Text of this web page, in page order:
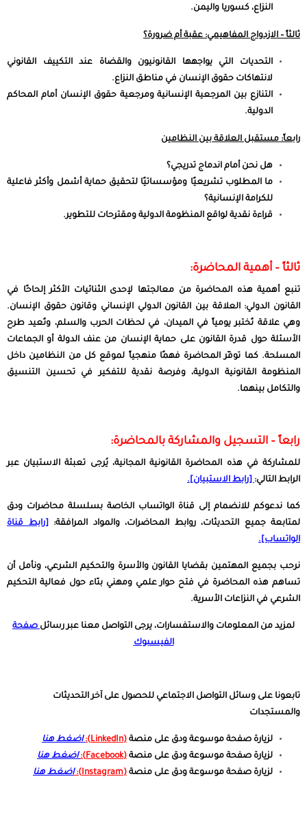
النزاع، كسوريا واليمن.
ثالثاً – الازدواج المفاهيمي: عقبة أم ضرورة؟
التحديات التي يواجهها القانونيون والقضاة عند التكييف القانوني
لانتهاكات حقوق الإنسان في مناطق النزاع.
التنازع بين المرجعية الإنسانية ومرجعية حقوق الإنسان أمام المحاكم
الدولية.
رابعاً: مستقبل العلاقة بين النظامين
هل نحن أمام اندماج تدريجي؟
ما المطلوب تشريعيًا ومؤسساتيًا لتحقيق حماية أشمل وأكثر فاعلية
للكرامة الإنسانية؟
قراءة نقدية لواقع المنظومة الدولية ومقترحات للتطوير.
ثالثاً – أهمية المحاضرة:
تنبع أهمية هذه المحاضرة من معالجتها لإحدى الثنائيات الأكثر إلحاحًا في
القانون الدولي: العلاقة بين القانون الدولي الإنساني وقانون حقوق الإنسان.
وهي علاقة تُختبر يومياً في الميدان، في لحظات الحرب والسلم، وتُعيد طرح
الأسئلة حول قدرة القانون على حماية الإنسان من عنف الدولة أو الجماعات
المسلحة. كما توفّر المحاضرة فهمًا منهجياً لموقع كل من النظامين داخل
المنظومة القانونية الدولية، وفرصة نقدية للتفكير في تحسين التنسيق
والتكامل بينهما.
رابعاً – التسجيل والمشاركة بالمحاضرة:
للمشاركة في هذه المحاضرة القانونية المجانية، يُرجى تعبئة الاستبيان عبر
الرابط التالي:[رابط الاستبيان].
كما ندعوكم للانضمام إلى قناة الواتساب الخاصة بسلسلة محاضرات ودق
لمتابعة جميع التحديثات، روابط المحاضرات، والمواد المرافقة:
[رابط قناة
الواتساب].
نرحب بجميع المهتمين بقضايا القانون والأسرة والتحكيم الشرعي، ونأمل أن
تساهم هذه المحاضرة في فتح حوار علمي ومهني بنّاء حول فعالية التحكيم
الشرعي في النزاعات الأسرية.
لمزيد من المعلومات والاستفسارات، يرجى التواصل معنا عبر رسائل صفحة
الفيسبوك
تابعونا على وسائل التواصل الاجتماعي للحصول على آخر التحديثات
والمستجدات
لزيارة صفحة موسوعة ودق على منصة (LinkedIn)
:اضغط هنا
لزيارة صفحة موسوعة ودق على منصة (Facebook):
اضغط هنا
لزيارة صفحة موسوعة ودق على منصة (Instagram): اضغط هنا